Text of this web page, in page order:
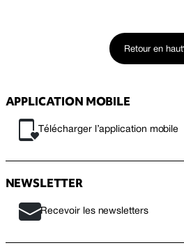
Retour en haut
APPLICATION MOBILE
Télécharger l’application mobile
NEWSLETTER
Recevoir les newsletters